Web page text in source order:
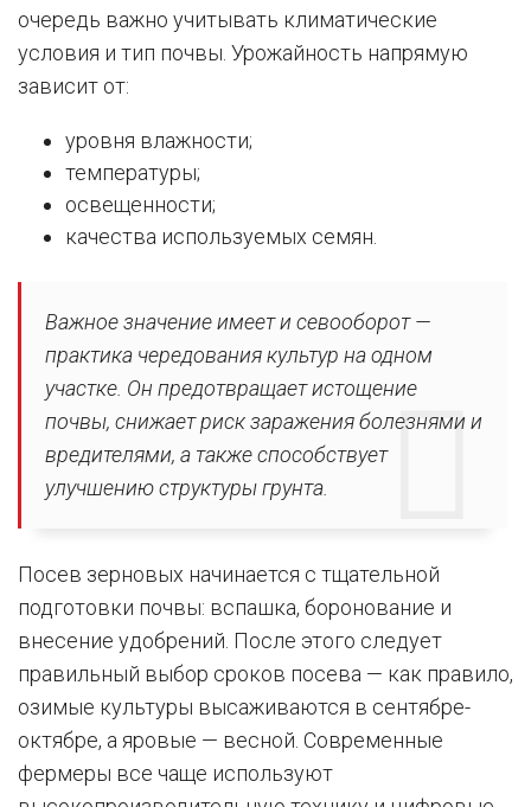
очередь важно учитывать климатические
условия и тип почвы. Урожайность напрямую
зависит от:
уровня влажности;
температуры;
освещенности;
качества используемых семян.
Важное значение имеет и севооборот —
практика чередования культур на одном
участке. Он предотвращает истощение
почвы, снижает риск заражения болезнями и
вредителями, а также способствует
улучшению структуры грунта.
Посев зерновых начинается с тщательной
подготовки почвы: вспашка, боронование и
внесение удобрений. После этого следует
правильный выбор сроков посева — как правило,
озимые культуры высаживаются в сентябре-
октябре, а яровые — весной. Современные
фермеры все чаще используют